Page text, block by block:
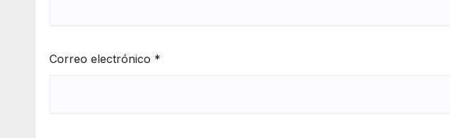
Correo electrónico *